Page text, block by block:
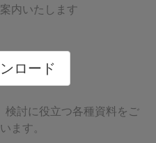
内いたします
ロード
検討に役立つ各種資料をご
ます。